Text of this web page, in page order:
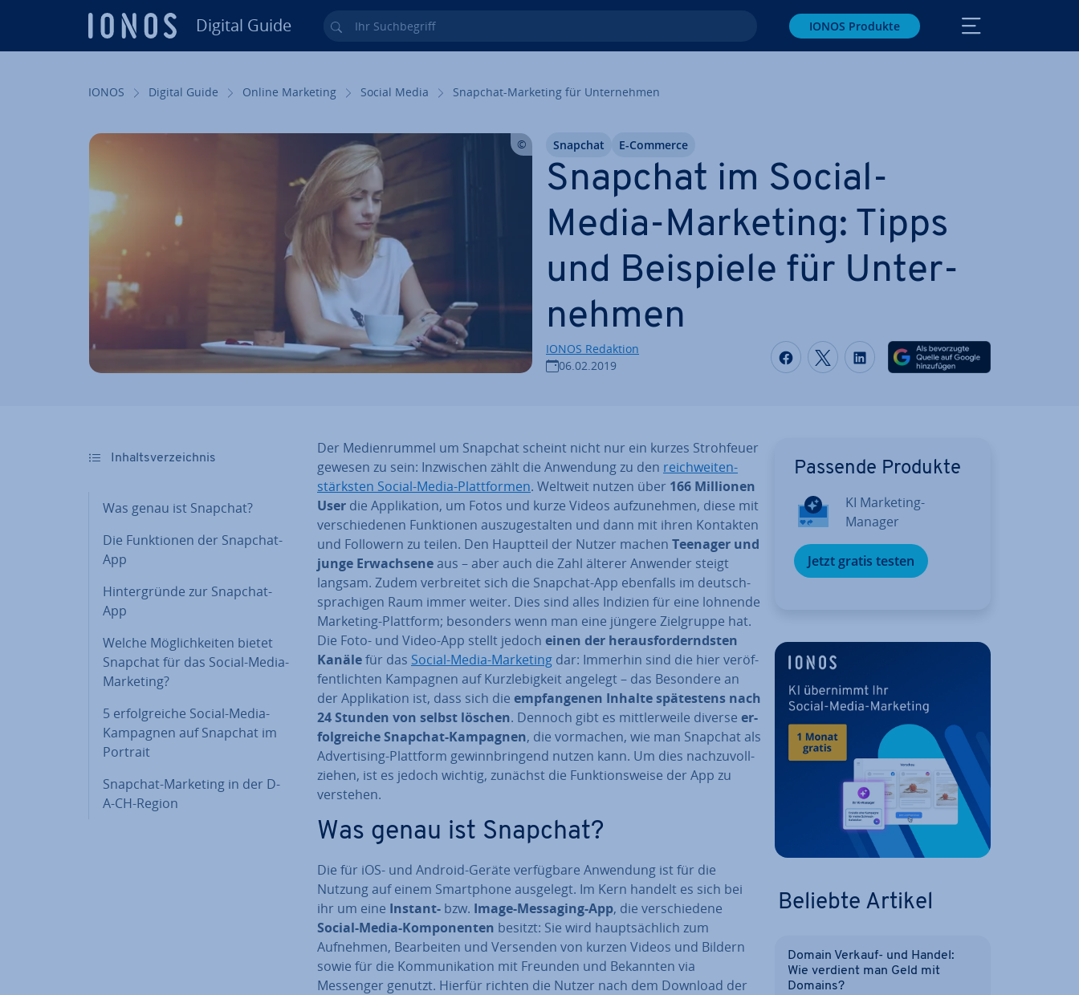
Digital Guide Ihr Such­be­griff IONOS Produkte
IONOS Digital Guide Online Marketing Social Media Snapchat-Marketing für Un­ter­neh­men
Snapchat im Social-
Media-Marketing: Tipps
und Beispiele für Un­ter­
neh­men
IONOS Redaktion
06.02.2019
Auf Facebook teilen
Auf Twitter teilen
Auf LinkedIn teilen
Snapchat E-Commerce
In­halts­ver­zeich­nis
Was genau ist Snapchat?
Die Funk­tio­nen der Snapchat-
App
Hin­ter­grün­de zur Snapchat-
App
Welche Mög­lich­kei­ten bietet
Snapchat für das Social-Media-
Marketing?
5 er­folg­rei­che Social-Media-
Kampagnen auf Snapchat im
Portrait
Snapchat-Marketing in der D-
A-CH-Region
Der Me­di­en­rum­mel um Snapchat scheint nicht nur ein kurzes Stroh­feu­er
gewesen zu sein: In­zwi­schen zählt die Anwendung zu den reich­wei­ten­
stärks­ten Social-Media-Platt­for­men. Weltweit nutzen über 166 Millionen
User die Ap­pli­ka­ti­on, um Fotos und kurze Videos auf­zu­neh­men, diese mit
ver­schie­de­nen Funk­tio­nen aus­zu­ge­stal­ten und dann mit ihren Kontakten
und Followern zu teilen. Den Hauptteil der Nutzer machen Teenager und
junge Er­wach­se­neaus – aber auch die Zahl älterer Anwender steigt
langsam. Zudem ver­brei­tet sich die Snapchat-App ebenfalls im deutsch­
spra­chi­gen Raum immer weiter. Dies sind alles Indizien für eine lohnende
Marketing-Plattform; besonders wenn man eine jüngere Ziel­grup­pe hat.
Die Foto- und Video-App stellt jedoch einen der her­aus­for­dernds­ten
Kanälefür das Social-Media-Marketing dar: Immerhin sind die hier ver­öf­
fent­lich­ten Kampagnen auf Kurz­le­big­keit angelegt – das Besondere an
der Ap­pli­ka­ti­on ist, dass sich die emp­fan­ge­nen Inhalte spä­tes­tens nach
24 Stunden von selbst löschen. Dennoch gibt es mitt­ler­wei­le diverse er­
folg­rei­che Snapchat-Kampagnen, die vormachen, wie man Snapchat als
Ad­ver­ti­sing-Plattform ge­winn­brin­gend nutzen kann. Um dies nach­zu­voll­
zie­hen, ist es jedoch wichtig, zunächst die Funk­ti­ons­wei­se der App zu
verstehen.
Was genau ist Snapchat?
Die für iOS- und Android-Geräte ver­füg­ba­re Anwendung ist für die
Nutzung auf einem Smart­phone ausgelegt. Im Kern handelt es sich bei
ihr um eine Instant- bzw. Image-Messaging-App, die ver­schie­de­ne
Social-Media-Kom­po­nen­ten besitzt: Sie wird haupt­säch­lich zum
Aufnehmen, Be­ar­bei­ten und Versenden von kurzen Videos und Bildern
sowie für die Kom­mu­ni­ka­ti­on mit Freunden und Bekannten via
Messenger genutzt. Hierfür richten die Nutzer nach dem Download der
Passende Produkte
KI Marketing-
Manager
Jetzt gratis testen
Beliebte Artikel
Domain Verkauf- und Handel:
Wie verdient man Geld mit
Domains?